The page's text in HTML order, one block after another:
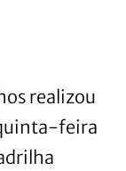
realizou
feira